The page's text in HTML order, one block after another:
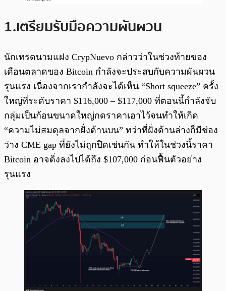
1.เตรียมรับมือความผันผวน
นักเทรดนามแฝง CrypNuevo กล่าวว่าในช่วงท้ายของ
เดือนตลาดของ Bitcoin กำลังจะประสบกับความผันผวน
รุนแรง เนื่องจากเรากำลังจะได้เห็น “Short squeeze” ครั้ง
ใหญ่ที่ระดับราคา $116,000 – $117,000 ที่ตอนนี้กำลังจับ
กลุ่มเป็นก้อนขนาดใหญ่กดราคาเอาไว้จนทำให้เกิด
“ความไม่สมดุลจากฝั่งด้านบน” ทว่าที่ฝั่งด้านล่างก็มีช่อง
ว่าง CME gap ที่ยังไม่ถูกปิดเช่นกัน ทำให้ในช่วงนี้ราคา
Bitcoin อาจดิ่งลงไปได้ถึง $107,000 ก่อนฟื้นตัวอย่าง
รุนแรง